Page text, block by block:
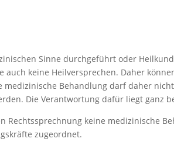
Sinne durchgeführt oder
keine Heilversprechen. Daher
Behandlung darf daher
Die Verantwortung dafür liegt ganz
keine medizinische
zugeordnet.